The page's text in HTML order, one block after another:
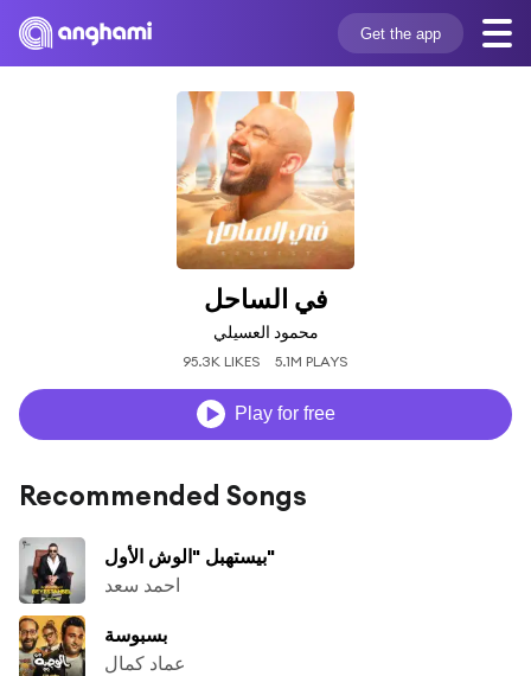
Get the app
في الساحل
محمود العسيلي
95.3K LIKES 5.1M PLAYS
Play for free
Recommended Songs
بيستهبل "الوش الأول"
احمد سعد
بسبوسة
عماد كمال